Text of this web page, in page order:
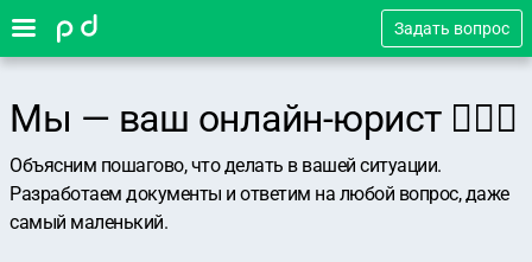
Задать вопрос
Мы — ваш онлайн-юрист 👨🏻‍⚖️
Объясним пошагово, что делать в вашей ситуации.
Разработаем документы и ответим на любой вопрос, даже
самый маленький.